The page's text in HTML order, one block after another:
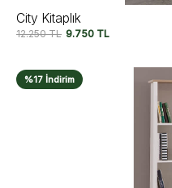
City Kitaplık
12.250TL 9.750 TL
%17 İndirim